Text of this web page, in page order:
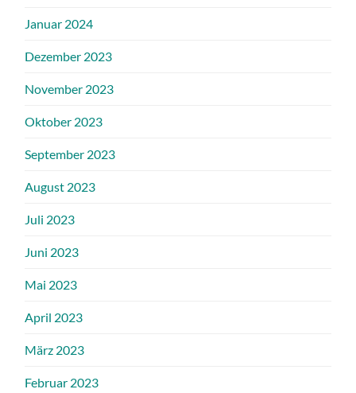
Januar 2024
Dezember 2023
November 2023
Oktober 2023
September 2023
August 2023
Juli 2023
Juni 2023
Mai 2023
April 2023
März 2023
Februar 2023